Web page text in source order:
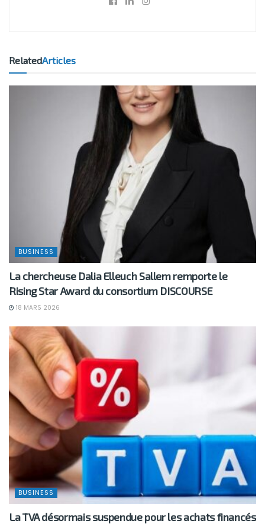
RelatedArticles
BUSINESS
La chercheuse Dalia Elleuch Sallem remporte le
Rising Star Award du consortium DISCOURSE
18 MARS 2026
BUSINESS
La TVA désormais suspendue pour les achats financés